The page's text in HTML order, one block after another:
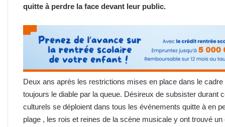
quitte à perdre la face devant leur public.
Deux ans après les restrictions mises en place dans le
toujours le diable par la queue. Désireux de subsister durant
culturels se déploient dans tous les événements quitte à en
plage , les rois et reines de la scène musicale y ont trouvé